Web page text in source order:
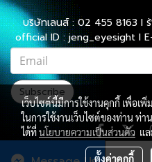
บริษัทเลนส์ : 02 455 8163 l
official ID : jeng_eyesight l
Subscribe
เว็บไซต์นี้มีการใช้งานคุกกี้ เพื่อ
ในการใช้งานเว็บไซต์ของท่าน ท่
ได้ที่นโยบายความเป็นส่วนตัว แ
ตั้งค่าคุกกี้